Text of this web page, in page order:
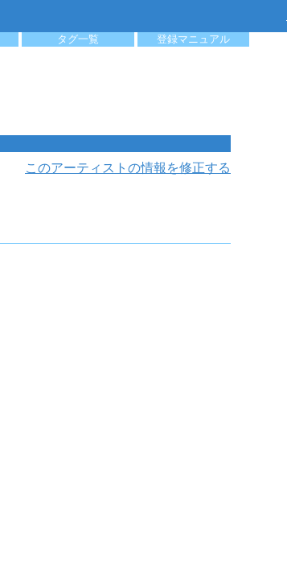
タグ一覧 登録マニュアル
このアーティストの情報を修正する